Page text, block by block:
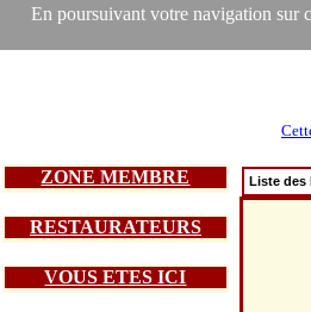
En poursuivant votre navigation sur
ZONE MEMBRE
RESTAURATEURS
VOUS ETES ICI
Liste des